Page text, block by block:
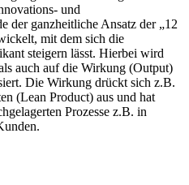
und
der ganzheitliche Ansatz der „12
mit dem sich die
steigern lässt. Hierbei wird
auch auf die Wirkung (Output)
Die Wirkung drückt sich z.B.
(Lean Product) aus und hat
Prozesse z.B. in